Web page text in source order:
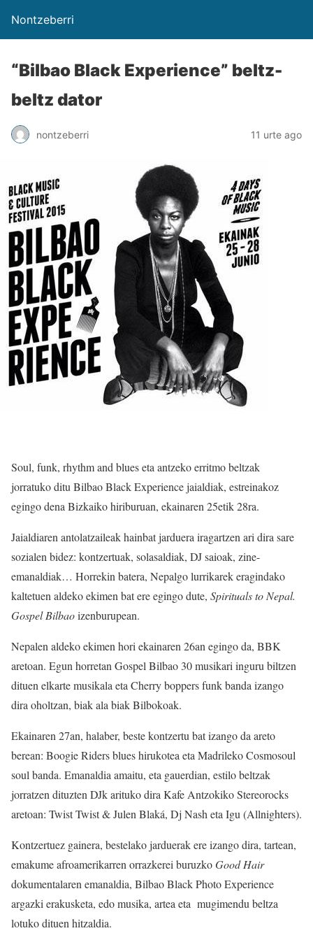
Nontzeberri
“Bilbao Black Experience” beltz-
beltz dator
nontzeberri 11 urte ago
Soul, funk, rhythm and blues eta antzeko erritmo beltzak
jorratuko ditu Bilbao Black Experience jaialdiak, estreinakoz
egingo dena Bizkaiko hiriburuan, ekainaren 25etik 28ra.
Jaialdiaren antolatzaileak hainbat jarduera iragartzen ari dira sare
sozialen bidez: kontzertuak, solasaldiak, DJ saioak, zine-
emanaldiak… Horrekin batera, Nepalgo lurrikarek eragindako
kaltetuen aldeko ekimen bat ere egingo dute, Spirituals to Nepal.
Gospel Bilbaoizenburupean.
Nepalen aldeko ekimen hori ekainaren 26an egingo da, BBK
aretoan. Egun horretan Gospel Bilbao 30 musikari inguru biltzen
dituen elkarte musikala eta Cherry boppers funk banda izango
dira oholtzan, biak ala biak Bilbokoak.
Ekainaren 27an, halaber, beste kontzertu bat izango da areto
berean: Boogie Riders blues hirukotea eta Madrileko Cosmosoul
soul banda. Emanaldia amaitu, eta gauerdian, estilo beltzak
jorratzen dituzten DJk arituko dira Kafe Antzokiko Stereorocks
aretoan: Twist Twist & Julen Blaká, Dj Nash eta Igu (Allnighters).
Kontzertuez gainera, bestelako jarduerak ere izango dira, tartean,
emakume afroamerikarren orrazkerei buruzkoGood Hair
dokumentalaren emanaldia, Bilbao Black Photo Experience
argazki erakusketa, edo musika, artea eta mugimendu beltza
lotuko dituen hitzaldia.